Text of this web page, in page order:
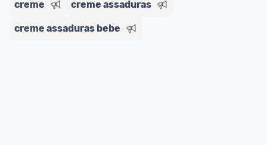
creme
creme assaduras
creme assaduras bebe